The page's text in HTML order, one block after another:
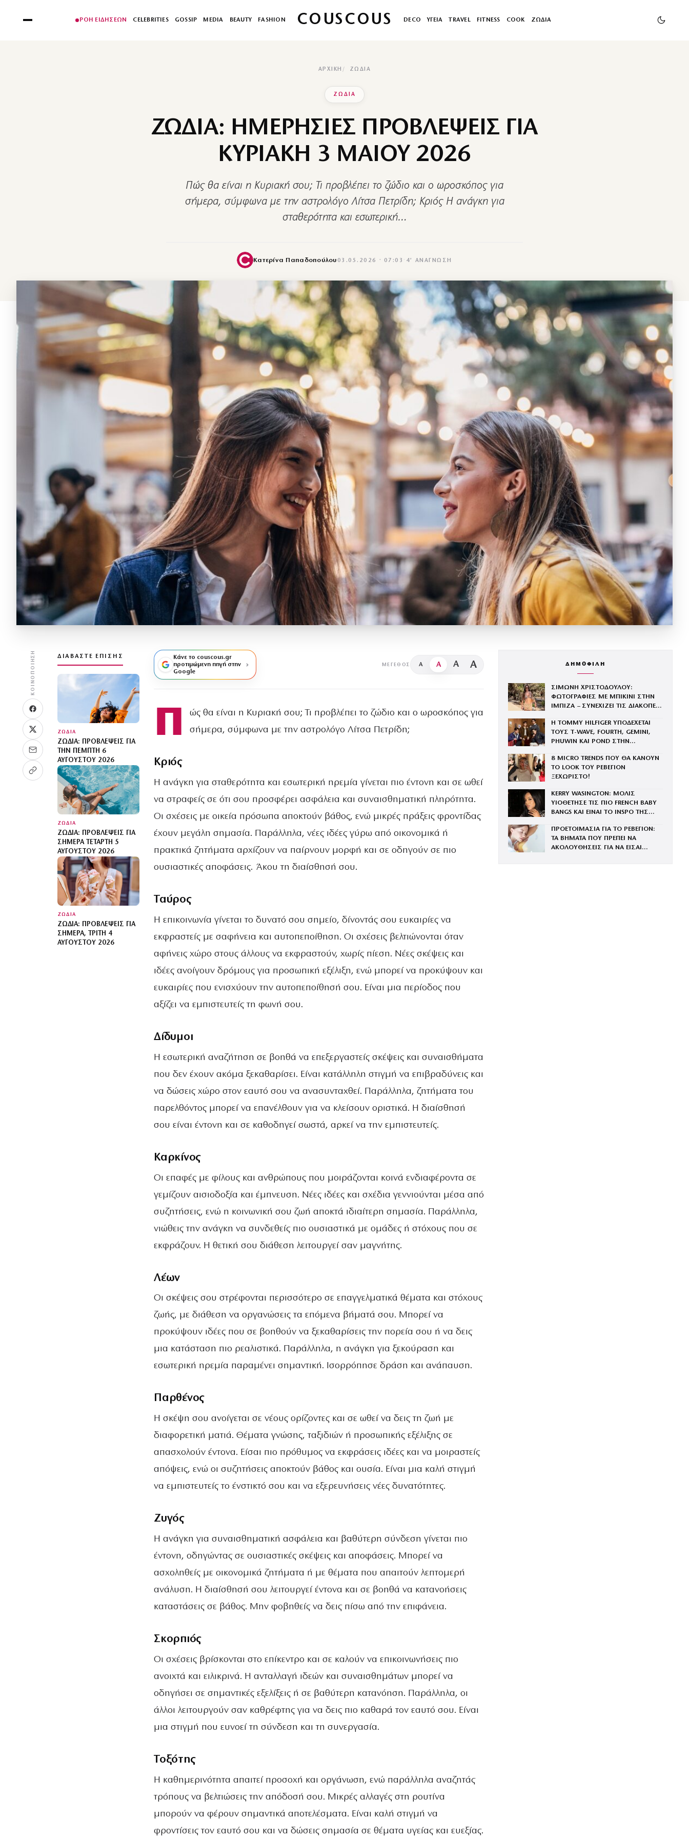
ΡΟΗ ΕΙΔΗΣΕΩΝ CELEBRITIES GOSSIP MEDIA BEAUTY FASHION COUSCOUS DECO ΥΓΕΙΑ TRAVEL FITNESS COOK ΖΩΔΙΑ
ΑΡΧΙΚΉ ΖΩΔΙΑ
ΖΩΔΙΑ
ΖΩΔΙΑ: ΗΜΕΡΗΣΙΕΣ ΠΡΟΒΛΕΨΕΙΣ ΓΙΑ
ΚΥΡΙΑΚΗ 3 ΜΑΙΟΥ 2026
Πώς θα είναι η Κυριακή σου; Τι προβλέπει το ζώδιο και ο ωροσκόπος για
σήμερα, σύμφωνα με την αστρολόγο Λίτσα Πετρίδη; Κριός Η ανάγκη για
σταθερότητα και εσωτερική…
Κατερίνα Παπαδοπούλου03.05.2026 · 07:03 · 4′ ΑΝΆΓΝΩΣΗ
ΚΟΙΝΟΠΟΊΗΣΗ ΔΙΑΒΆΣΤΕ ΕΠΊΣΗΣ
ΖΩΔΙΑ
ΖΏΔΙΑ: ΠΡΟΒΛΈΨΕΙΣ ΓΙΑ
ΤΗΝ ΠΈΜΠΤΗ 6
ΑΥΓΟΎΣΤΟΥ 2026
ΖΩΔΙΑ
ΖΏΔΙΑ: ΠΡΟΒΛΈΨΕΙΣ ΓΙΑ
ΣΉΜΕΡΑ ΤΕΤΆΡΤΗ 5
ΑΥΓΟΎΣΤΟΥ 2026
ΖΩΔΙΑ
ΖΏΔΙΑ: ΠΡΟΒΛΈΨΕΙΣ ΓΙΑ
ΣΉΜΕΡΑ, ΤΡΊΤΗ 4
ΑΥΓΟΎΣΤΟΥ 2026
Κάνε το couscous.gr
προτιμώμενη πηγή στην
Google
ΜΈΓΕΘΟΣ A A A A
Π
ώς θα είναι η Κυριακή σου; Τι προβλέπει το ζώδιο και ο ωροσκόπος για
σήμερα, σύμφωνα με την αστρολόγο Λίτσα Πετρίδη;
Κριός
Η ανάγκη για σταθερότητα και εσωτερική ηρεμία γίνεται πιο έντονη και σε ωθεί
να στραφείς σε ότι σου προσφέρει ασφάλεια και συναισθηματική πληρότητα.
Οι σχέσεις με οικεία πρόσωπα αποκτούν βάθος, ενώ μικρές πράξεις φροντίδας
έχουν μεγάλη σημασία. Παράλληλα, νέες ιδέες γύρω από οικονομικά ή
πρακτικά ζητήματα αρχίζουν να παίρνουν μορφή και σε οδηγούν σε πιο
ουσιαστικές αποφάσεις. Άκου τη διαίσθησή σου.
Ταύρος
Η επικοινωνία γίνεται το δυνατό σου σημείο, δίνοντάς σου ευκαιρίες να
εκφραστείς με σαφήνεια και αυτοπεποίθηση. Οι σχέσεις βελτιώνονται όταν
αφήνεις χώρο στους άλλους να εκφραστούν, χωρίς πίεση. Νέες σκέψεις και
ιδέες ανοίγουν δρόμους για προσωπική εξέλιξη, ενώ μπορεί να προκύψουν και
ευκαιρίες που ενισχύουν την αυτοπεποίθησή σου. Είναι μια περίοδος που
αξίζει να εμπιστευτείς τη φωνή σου.
Δίδυμοι
Η εσωτερική αναζήτηση σε βοηθά να επεξεργαστείς σκέψεις και συναισθήματα
που δεν έχουν ακόμα ξεκαθαρίσει. Είναι κατάλληλη στιγμή να επιβραδύνεις και
να δώσεις χώρο στον εαυτό σου να ανασυνταχθεί. Παράλληλα, ζητήματα του
παρελθόντος μπορεί να επανέλθουν για να κλείσουν οριστικά. Η διαίσθησή
σου είναι έντονη και σε καθοδηγεί σωστά, αρκεί να την εμπιστευτείς.
Καρκίνος
Οι επαφές με φίλους και ανθρώπους που μοιράζονται κοινά ενδιαφέροντα σε
γεμίζουν αισιοδοξία και έμπνευση. Νέες ιδέες και σχέδια γεννιούνται μέσα από
συζητήσεις, ενώ η κοινωνική σου ζωή αποκτά ιδιαίτερη σημασία. Παράλληλα,
νιώθεις την ανάγκη να συνδεθείς πιο ουσιαστικά με ομάδες ή στόχους που σε
εκφράζουν. Η θετική σου διάθεση λειτουργεί σαν μαγνήτης.
Λέων
Οι σκέψεις σου στρέφονται περισσότερο σε επαγγελματικά θέματα και στόχους
ζωής, με διάθεση να οργανώσεις τα επόμενα βήματά σου. Μπορεί να
προκύψουν ιδέες που σε βοηθούν να ξεκαθαρίσεις την πορεία σου ή να δεις
μια κατάσταση πιο ρεαλιστικά. Παράλληλα, η ανάγκη για ξεκούραση και
εσωτερική ηρεμία παραμένει σημαντική. Ισορρόπησε δράση και ανάπαυση.
Παρθένος
Η σκέψη σου ανοίγεται σε νέους ορίζοντες και σε ωθεί να δεις τη ζωή με
διαφορετική ματιά. Θέματα γνώσης, ταξιδιών ή προσωπικής εξέλιξης σε
απασχολούν έντονα. Είσαι πιο πρόθυμος να εκφράσεις ιδέες και να μοιραστείς
απόψεις, ενώ οι συζητήσεις αποκτούν βάθος και ουσία. Είναι μια καλή στιγμή
να εμπιστευτείς το ένστικτό σου και να εξερευνήσεις νέες δυνατότητες.
Ζυγός
Η ανάγκη για συναισθηματική ασφάλεια και βαθύτερη σύνδεση γίνεται πιο
έντονη, οδηγώντας σε ουσιαστικές σκέψεις και αποφάσεις. Μπορεί να
ασχοληθείς με οικονομικά ζητήματα ή με θέματα που απαιτούν λεπτομερή
ανάλυση. Η διαίσθησή σου λειτουργεί έντονα και σε βοηθά να κατανοήσεις
καταστάσεις σε βάθος. Μην φοβηθείς να δεις πίσω από την επιφάνεια.
Σκορπιός
Οι σχέσεις βρίσκονται στο επίκεντρο και σε καλούν να επικοινωνήσεις πιο
ανοιχτά και ειλικρινά. Η ανταλλαγή ιδεών και συναισθημάτων μπορεί να
οδηγήσει σε σημαντικές εξελίξεις ή σε βαθύτερη κατανόηση. Παράλληλα, οι
άλλοι λειτουργούν σαν καθρέφτης για να δεις πιο καθαρά τον εαυτό σου. Είναι
μια στιγμή που ευνοεί τη σύνδεση και τη συνεργασία.
Τοξότης
Η καθημερινότητα απαιτεί προσοχή και οργάνωση, ενώ παράλληλα αναζητάς
τρόπους να βελτιώσεις την απόδοσή σου. Μικρές αλλαγές στη ρουτίνα
μπορούν να φέρουν σημαντικά αποτελέσματα. Είναι καλή στιγμή να
φροντίσεις τον εαυτό σου και να δώσεις σημασία σε θέματα υγείας και ευεξίας.
ΔΗΜΟΦΙΛΗ
ΣΙΜΩΝΗ ΧΡΙΣΤΟΔΟΥΛΟΥ:
ΦΩΤΟΓΡΑΦΙΕΣ ΜΕ ΜΠΙΚΙΝΙ ΣΤΗΝ
ΙΜΠΙΖΑ – ΣΥΝΕΧΙΖΕΙ ΤΙΣ ΔΙΑΚΟΠΕΣ
ΓΕΩΡΓΙΟΥ
Η TOMMY HILFIGER ΥΠΟΔΕΧΕΤΑΙ
ΤΟΥΣ Τ-WAVE, FOURTH, GEMINI,
PHUWIN ΚΑΙ POND ΣΤΗΝ
8 MICRO TRENDS ΠΟΥ ΘΑ ΚΑΝΟΥΝ
ΤΟ LOOK ΤΟΥ ΡΕΒΕΓΙΟΝ
ΞΕΧΩΡΙΣΤΟ!
KERRY WASINGTON: ΜΟΛΙΣ
ΥΙΟΘΕΤΗΣΕ ΤΙΣ ΠΙΟ FRENCH BABY
BANGS ΚΑΙ ΕΙΝΑΙ ΤΟ INSPO ΤΗΣ
ΠΡΟΕΤΟΙΜΑΣΙΑ ΓΙΑ ΤΟ ΡΕΒΕΓΙΟΝ:
ΤΑ ΒΗΜΑΤΑ ΠΟΥ ΠΡΕΠΕΙ ΝΑ
ΑΚΟΛΟΥΘΗΣΕΙΣ ΓΙΑ ΝΑ ΕΙΣΑΙ